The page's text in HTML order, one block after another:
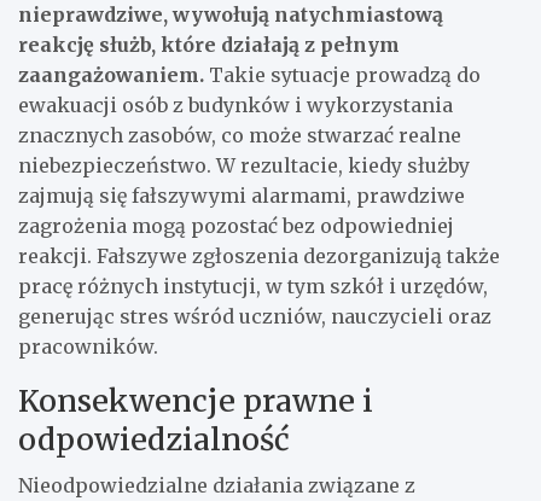
nieprawdziwe, wywołują natychmiastową
reakcję służb, które działają z pełnym
zaangażowaniem. Takie sytuacje prowadzą do
ewakuacji osób z budynków i wykorzystania
znacznych zasobów, co może stwarzać realne
niebezpieczeństwo. W rezultacie, kiedy służby
zajmują się fałszywymi alarmami, prawdziwe
zagrożenia mogą pozostać bez odpowiedniej
reakcji. Fałszywe zgłoszenia dezorganizują także
pracę różnych instytucji, w tym szkół i urzędów,
generując stres wśród uczniów, nauczycieli oraz
pracowników.
Konsekwencje prawne i
odpowiedzialność
Nieodpowiedzialne działania związane z